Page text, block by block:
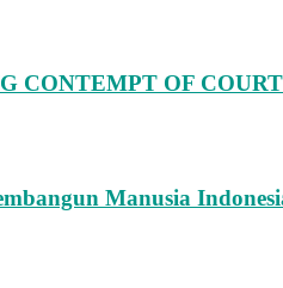
CONTEMPT OF
Manusia